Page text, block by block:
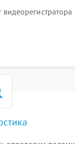
видеорегистратора